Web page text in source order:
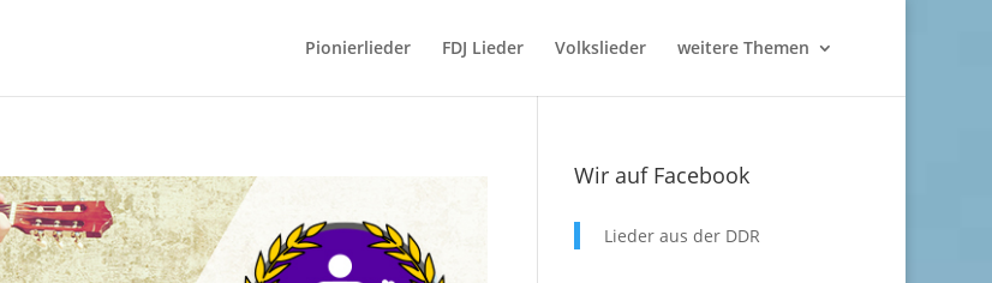
Pionierlieder FDJ Lieder Volkslieder weitere Themen
Wir auf Facebook
Lieder aus der DDR